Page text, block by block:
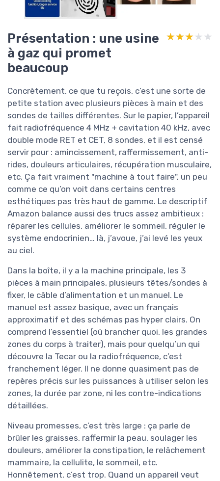
Présentation : une usine
à gaz qui promet
beaucoup
★★★★★
★★★★★
Concrètement, ce que tu reçois, c’est une sorte de
petite station avec plusieurs pièces à main et des
sondes de tailles différentes. Sur le papier, l’appareil
fait radiofréquence 4 MHz + cavitation 40 kHz, avec
double mode RET et CET, 8 sondes, et il est censé
servir pour : amincissement, raffermissement, anti-
rides, douleurs articulaires, récupération musculaire,
etc. Ça fait vraiment "machine à tout faire", un peu
comme ce qu’on voit dans certains centres
esthétiques pas très haut de gamme. Le descriptif
Amazon balance aussi des trucs assez ambitieux :
réparer les cellules, améliorer le sommeil, réguler le
système endocrinien… là, j’avoue, j’ai levé les yeux
au ciel.
Dans la boîte, il y a la machine principale, les 3
pièces à main principales, plusieurs têtes/sondes à
fixer, le câble d’alimentation et un manuel. Le
manuel est assez basique, avec un français
approximatif et des schémas pas hyper clairs. On
comprend l’essentiel (où brancher quoi, les grandes
zones du corps à traiter), mais pour quelqu’un qui
découvre la Tecar ou la radiofréquence, c’est
franchement léger. Il ne donne quasiment pas de
repères précis sur les puissances à utiliser selon les
zones, la durée par zone, ni les contre-indications
détaillées.
Niveau promesses, c’est très large : ça parle de
brûler les graisses, raffermir la peau, soulager les
douleurs, améliorer la constipation, le relâchement
mammaire, la cellulite, le sommeil, etc.
Honnêtement, c’est trop. Quand un appareil veut